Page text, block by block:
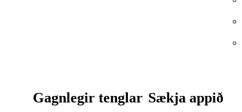
Gagnlegir tenglar Sækja appið